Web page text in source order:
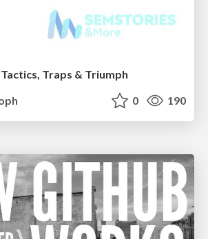
Traps & Triumph
0 190